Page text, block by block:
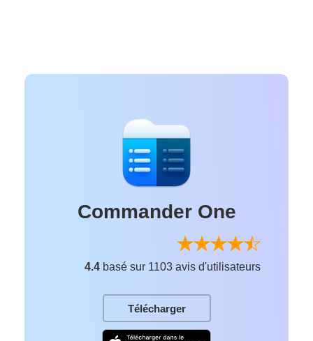
Commander One
4.4 basé sur 1103 avis d'utilisateurs
Télécharger